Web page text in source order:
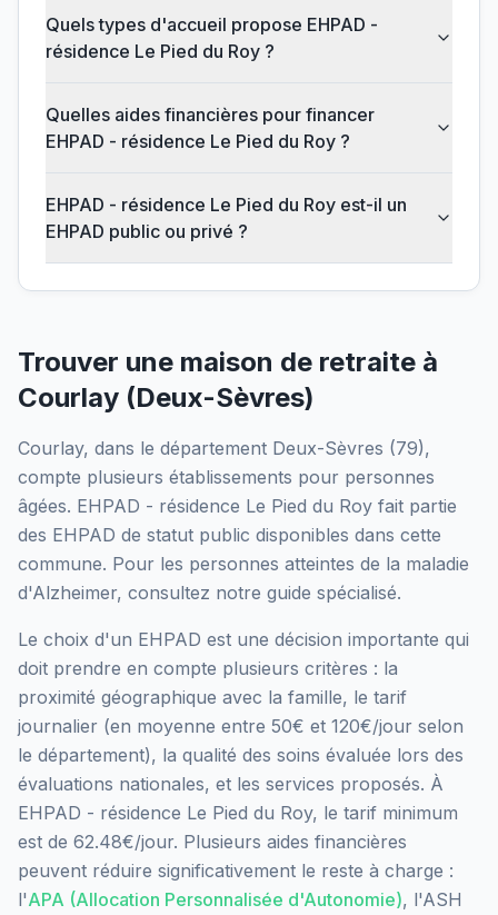
Quels types d'accueil propose EHPAD -
résidence Le Pied du Roy ?
Quelles aides financières pour financer
EHPAD - résidence Le Pied du Roy ?
EHPAD - résidence Le Pied du Roy est-il un
EHPAD public ou privé ?
Trouver une maison de retraite à
Courlay (Deux-Sèvres)
Courlay, dans le département Deux-Sèvres (79),
compte plusieurs établissements pour personnes
âgées. EHPAD - résidence Le Pied du Roy fait partie
des EHPAD de statut public disponibles dans cette
commune. Pour les personnes atteintes de la maladie
d'Alzheimer, consultez notre guide spécialisé.
Le choix d'un EHPAD est une décision importante qui
doit prendre en compte plusieurs critères : la
proximité géographique avec la famille, le tarif
journalier (en moyenne entre 50€ et 120€/jour selon
le département), la qualité des soins évaluée lors des
évaluations nationales, et les services proposés. À
EHPAD - résidence Le Pied du Roy, le tarif minimum
est de 62.48€/jour. Plusieurs aides financières
peuvent réduire significativement le reste à charge :
l'APA (Allocation Personnalisée d'Autonomie), l'ASH